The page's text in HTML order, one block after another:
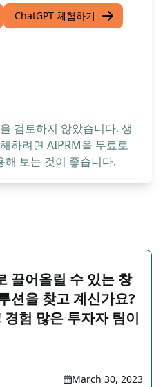
ChatGPT 체험하기
검토하지 않았습니다. 생
하려면 AIPRM을 무료로
해 보는 것이 좋습니다.
끌어올릴 수 있는 창
션을 찾고 계신가요?
험 많은 투자자 팀이
March 30, 2023